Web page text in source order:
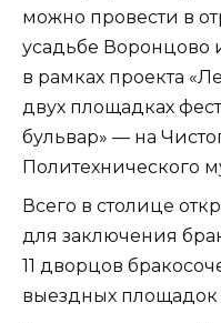
можно провести в
усадьбе Воронцово
в рамках проекта
двух площадках
бульвар» — на
Политехнического
Всего в столице
для заключения
11 дворцов
выездных площадок